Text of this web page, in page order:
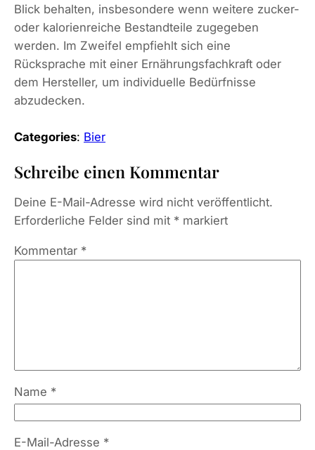
Blick behalten, insbesondere wenn weitere zucker-
oder kalorienreiche Bestandteile zugegeben
werden. Im Zweifel empfiehlt sich eine
Rücksprache mit einer Ernährungsfachkraft oder
dem Hersteller, um individuelle Bedürfnisse
abzudecken.
Categories: Bier
Schreibe einen Kommentar
Deine E-Mail-Adresse wird nicht veröffentlicht.
Erforderliche Felder sind mit * markiert
Kommentar *
Name *
E-Mail-Adresse *